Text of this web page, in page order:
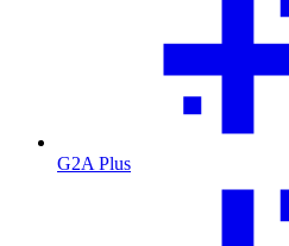
G2A Plus